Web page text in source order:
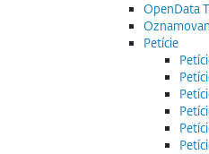
OpenData
Petície